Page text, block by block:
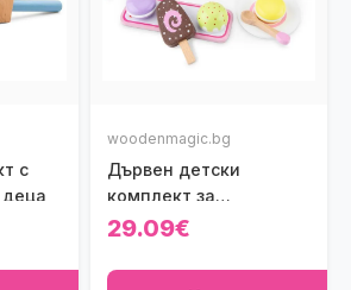
с
деца
woodenmagic.bg
Дървен детски
комплект за
сладоледено парти
29.09€